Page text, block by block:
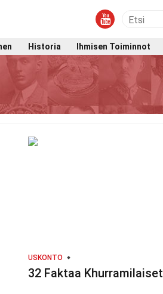
Historia Ihmisen Toiminnot
USKONTO
32 Faktaa Khurramilaiset